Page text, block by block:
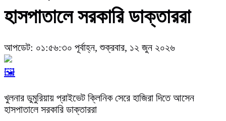
হাসপাতালে সরকারি ডাক্তাররা
আপডেট: ০১:৫৬:৩০ পূর্বাহ্ন, শুক্রবার, ১২ জুন ২০২৬
🖼️
খুলনার ডুমুরিয়ায় প্রাইভেট ক্লিনিক সেরে হাজিরা দিতে আসেন
হাসপাতালে সরকারি ডাক্তাররা